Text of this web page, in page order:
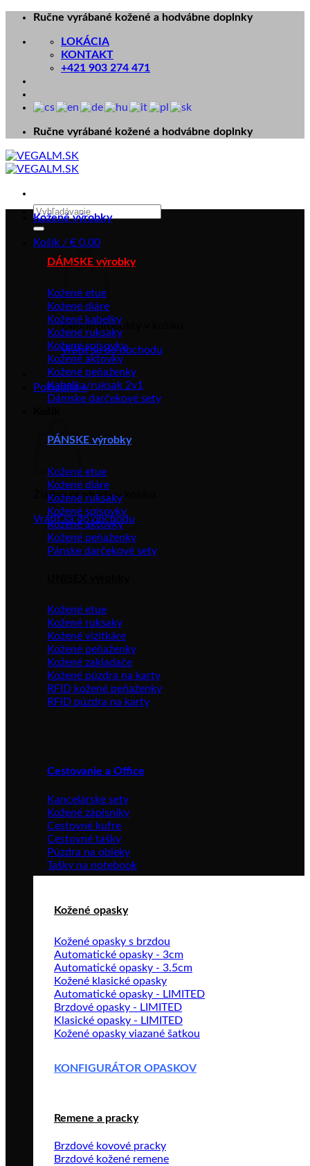
Skip
content
Ručne vyrábané kožené a hodvábne doplnky
LOKÁCIA
KONTAKT
+421 903 274 471
Ručne vyrábané kožené a hodvábne doplnky
Hľadať:
Košík / € 0.00
Žiadne produkty v košíku.
Vrátiť sa do obchodu
Pokladňa +
Žiadne produkty v košíku.
Vrátiť sa do obchodu
Kožené výrobky
DÁMSKE výrobky
Kožené etue
Kožené diáre
Kožené kabelky
Kožené ruksaky
Kožené spisovky
Kožené aktovky
Kožené peňaženky
Kabelka/ruksak 2v1
Dámske darčekové sety
PÁNSKE výrobky
Kožené etue
Kožené diáre
Kožené ruksaky
Kožené spisovky
Kožené aktovky
Kožené peňaženky
Pánske darčekové sety
Kožené etue
Kožené ruksaky
Kožené vizitkáre
Kožené peňaženky
Kožené zakladače
Kožené púzdra na karty
RFID kožené peňaženky
RFID púzdra na karty
Cestovanie a Office
Kancelárske sety
Kožené zápisníky
Cestovné kufre
Cestovné tašky
Púzdra na obleky
Tašky na notebook
Kožené opasky
Kožené opasky s brzdou
Automatické opasky - 3cm
Automatické opasky - 3.5cm
Kožené klasické opasky
Automatické opasky - LIMITED
Brzdové opasky - LIMITED
Klasické opasky - LIMITED
Kožené opasky viazané šatkou
KONFIGURÁTOR OPASKOV
Remene a pracky
Brzdové kovové pracky
Brzdové kožené remene